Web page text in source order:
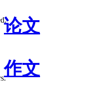
论文
作文